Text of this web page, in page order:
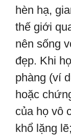
hèn hạ,
thế giới
nên sống
đẹp. Khi
phàng (ví
hoặc
của họ vô
khổ lặng